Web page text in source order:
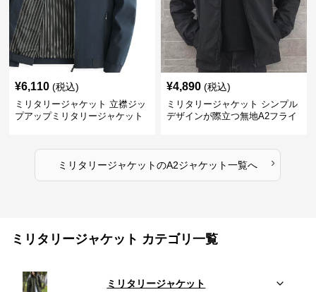
¥6,110 (税込)
ミリタリージャケット 立襟ジッ
プアップミリタリージャケット
¥4,890 (税込)
ミリタリージャケット シンプル
デザインが際立つ無地A2フライ
ミリタリージャケットのA2ジャケット一覧へ ›
ミリタリージャケット カテゴリ一覧
ミリタリージャケット